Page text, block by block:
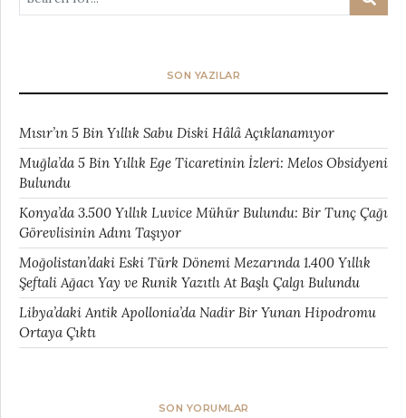
SON YAZILAR
Mısır’ın 5 Bin Yıllık Sabu Diski Hâlâ Açıklanamıyor
Muğla’da 5 Bin Yıllık Ege Ticaretinin İzleri: Melos Obsidyeni
Bulundu
Konya’da 3.500 Yıllık Luvice Mühür Bulundu: Bir Tunç Çağı
Görevlisinin Adını Taşıyor
Moğolistan’daki Eski Türk Dönemi Mezarında 1.400 Yıllık
Şeftali Ağacı Yay ve Runik Yazıtlı At Başlı Çalgı Bulundu
Libya’daki Antik Apollonia’da Nadir Bir Yunan Hipodromu
Ortaya Çıktı
SON YORUMLAR